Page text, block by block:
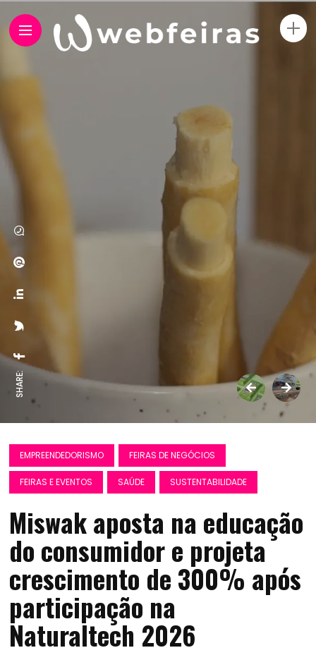
SHARE:
EMPREENDEDORISMO FEIRAS DE NEGÓCIOS
FEIRAS E EVENTOS SAÚDE SUSTENTABILIDADE
Miswak aposta na educação
do consumidor e projeta
crescimento de 300% após
participação na
Naturaltech 2026